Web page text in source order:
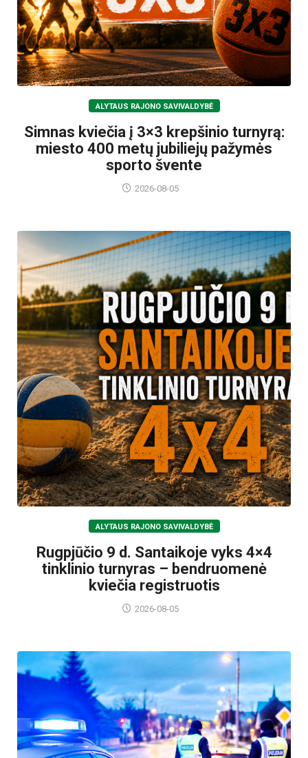
ALYTAUS RAJONO SAVIVALDYBĖ
Simnas kviečia į 3×3 krepšinio turnyrą:
miesto 400 metų jubiliejų pažymės
sporto švente
2026-08-05
ALYTAUS RAJONO SAVIVALDYBĖ
Rugpjūčio 9 d. Santaikoje vyks 4×4
tinklinio turnyras – bendruomenė
kviečia registruotis
2026-08-05